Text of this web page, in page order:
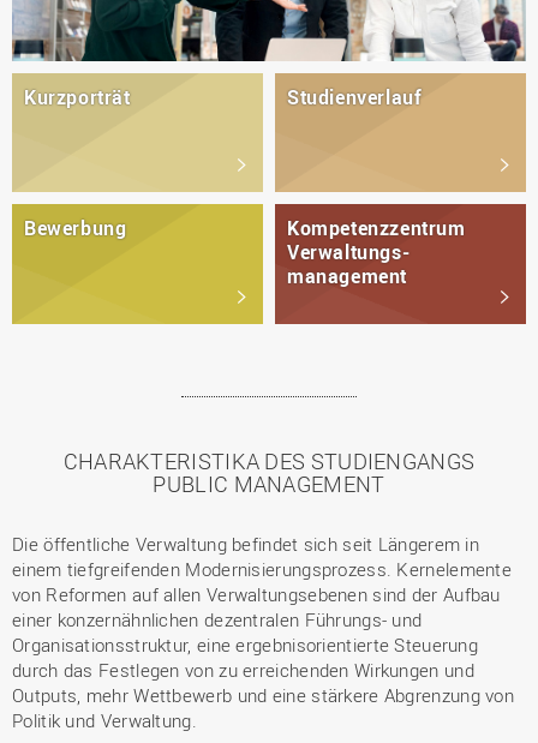
Kurzporträt Studienverlauf
Bewerbung
Kompetenzzentrum
Verwaltungs­
management
CHARAKTERISTIKA DES STUDIENGANGS
PUBLIC MANAGEMENT
Die öffentliche Verwaltung befindet sich seit Längerem in
einem tiefgreifenden Modernisierungsprozess. Kernelemente
von Reformen auf allen Verwaltungsebenen sind der Aufbau
einer konzernähnlichen dezentralen Führungs- und
Organisationsstruktur, eine ergebnisorientierte Steuerung
durch das Festlegen von zu erreichenden Wirkungen und
Outputs, mehr Wettbewerb und eine stärkere Abgrenzung von
Politik und Verwaltung.